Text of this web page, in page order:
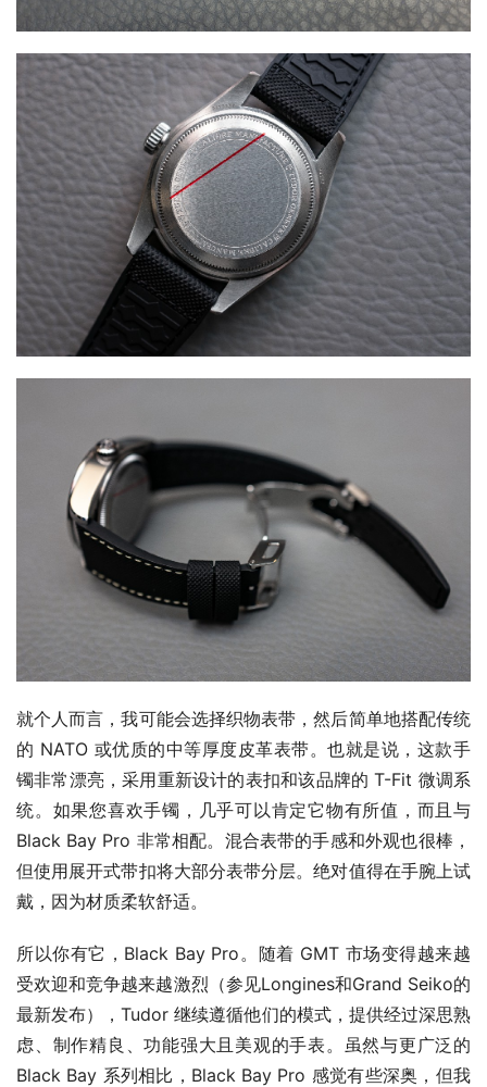
就个人而言，我可能会选择织物表带，然后简单地搭配传统
的 NATO 或优质的中等厚度皮革表带。也就是说，这款手
镯非常漂亮，采用重新设计的表扣和该品牌的 T-Fit 微调系
统。如果您喜欢手镯，几乎可以肯定它物有所值，而且与
Black Bay Pro 非常相配。混合表带的手感和外观也很棒，
但使用展开式带扣将大部分表带分层。绝对值得在手腕上试
戴，因为材质柔软舒适。
所以你有它，Black Bay Pro。随着 GMT 市场变得越来越
受欢迎和竞争越来越激烈（参见Longines和Grand Seiko的
最新发布），Tudor 继续遵循他们的模式，提供经过深思熟
虑、制作精良、功能强大且美观的手表。虽然与更广泛的
Black Bay 系列相比，Black Bay Pro 感觉有些深奥，但我